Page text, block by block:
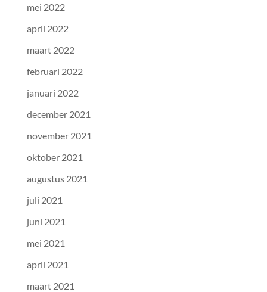
mei 2022
april 2022
maart 2022
februari 2022
januari 2022
december 2021
november 2021
oktober 2021
augustus 2021
juli 2021
juni 2021
mei 2021
april 2021
maart 2021